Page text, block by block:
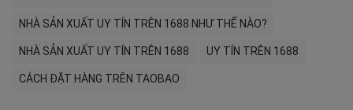
NHÀ SẢN XUẤT UY TÍN TRÊN 1688 NHƯ THẾ NÀO?
NHÀ SẢN XUẤT UY TÍN TRÊN 1688 UY TÍN TRÊN 1688
CÁCH ĐẶT HÀNG TRÊN TAOBAO